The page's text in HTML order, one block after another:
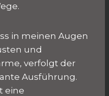
in meinen Augen
und
verfolgt der
Ausführung.
eine